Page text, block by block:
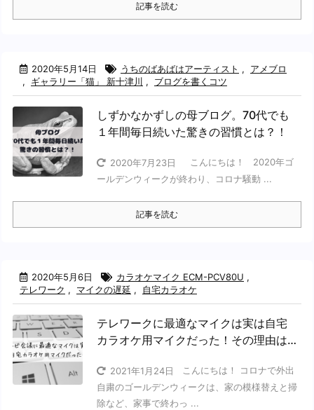
記事を読む
2020年5月14日 うちのばあばはアーティスト ,
アメブロ
,
ギャラリー「猫」 新十津川 , ブログを書くコツ
しずかなかずしの母ブログ。70代でも
１年間毎日続いた驚きの習慣とは？！
2020年7月23日
こんにちは！ 2020年ゴ
ールデンウィークが終わり、コロナ騒動 ...
記事を読む
2020年5月6日 カラオケマイク ECM-PCV80U ,
テレワーク , マイクの遅延 , 自宅カラオケ
テレワークに最適なマイクは実は自宅
カラオケ用マイクだった！その理由は…
2021年1月24日
こんにちは！ コロナで外出
自粛のゴールデンウィークは、家の模様替えと掃
除など、家事で終わっ ...